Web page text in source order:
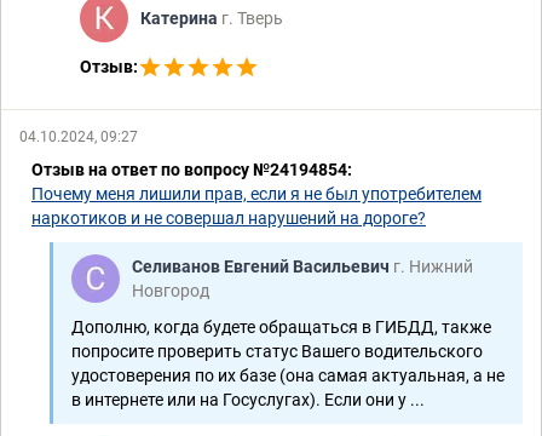
Катерина г. Тверь
Отзыв:
04.10.2024, 09:27
Отзыв на ответ по вопросу №24194854:
Почему меня лишили прав, если я не был употребителем
наркотиков и не совершал нарушений на дороге?
Селиванов Евгений Васильевич г. Нижний
Новгород
Дополню, когда будете обращаться в ГИБДД, также
попросите проверить статус Вашего водительского
удостоверения по их базе (она самая актуальная, а не
в интернете или на Госуслугах). Если они у ...